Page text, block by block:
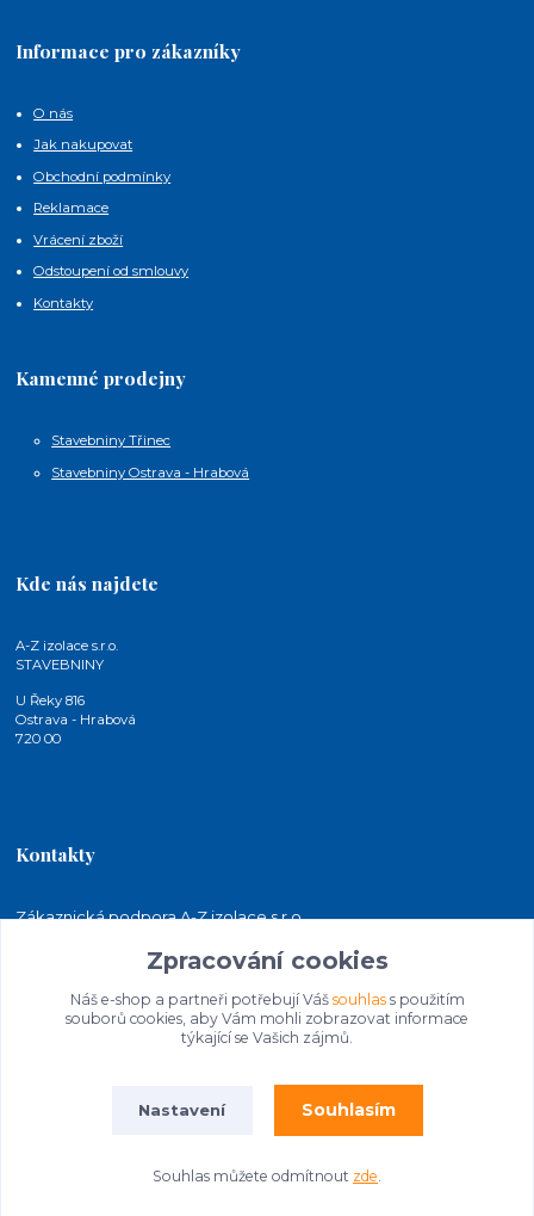
Informace pro zákazníky
O nás
Jak nakupovat
Obchodní podmínky
Reklamace
Vrácení zboží
Odstoupení od smlouvy
Kontakty
Kamenné prodejny
Stavebniny Třinec
Stavebniny Ostrava - Hrabová
Kde nás najdete
A-Z izolace s.r.o.
STAVEBNINY
U Řeky 816
Ostrava - Hrabová
720 00
Kontakty
Zákaznická podpora A-Z izolace s.r.o.
jakubkaleta@azizolace.cz
Zpracování cookies
Náš e-shop a partneři potřebují Váš souhlass použitím
souborů cookies, aby Vám mohli zobrazovat informace
týkající se Vašich zájmů.
Nastavení Souhlasím
Souhlas můžete odmítnout zde